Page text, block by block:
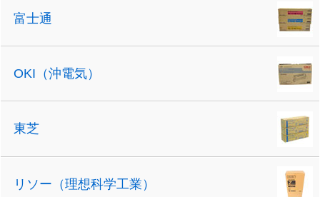
富士通
OKI（沖電気）
東芝
リソー（理想科学工業）